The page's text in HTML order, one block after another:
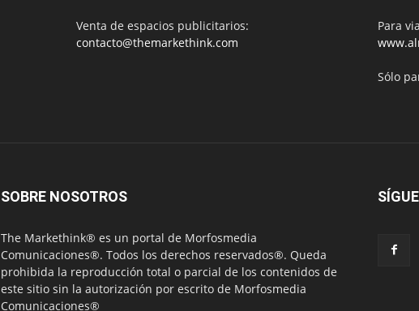
Venta de espacios publicitarios:
contacto@themarkethink.com
Para
Sólo
SOBRE NOSOTROS
The Markethink® es un portal de Morfosmedia
Comunicaciones®. Todos los derechos reservados®. Queda
prohibida la reproducción total o parcial de los contenidos de
este sitio sin la autorización por escrito de Morfosmedia
Comunicaciones®